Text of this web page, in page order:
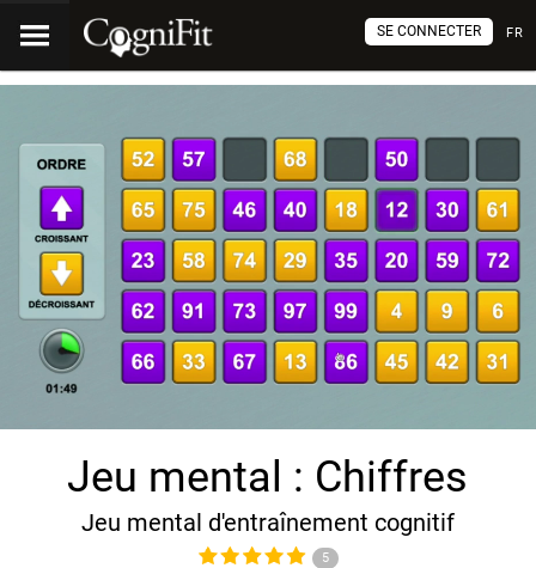
FR
SE CONNECTER
Jeu mental : Chiffres
Jeu mental d'entraînement cognitif
5